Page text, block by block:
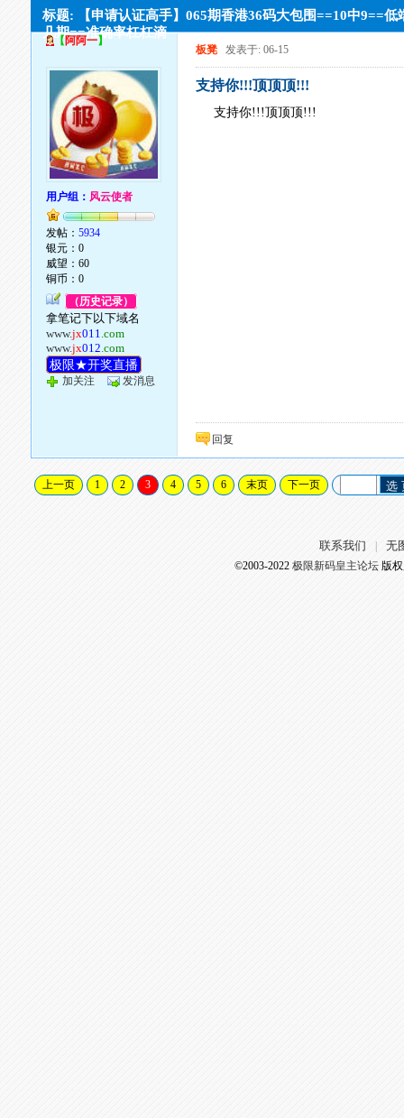
标题: 【申请认证高手】065期香港36码大包围==10中9==低
几期==准确率杠杠滴
【阿阿一】
用户组： 风云使者
发帖：5934
银元：0
威望：60
铜币：0
（历史记录）
拿笔记下以下域名
www.jx011.com
www.jx012.com
极限★开奖直播
加关注 发消息
板凳 发表于: 06-15
支持你!!!顶顶顶!!!
支持你!!!顶顶顶!!!
回复
上一页 1 2 3 4 5 6 末页 下一页 选
联系我们 无
©2003-2022 极限新码皇主论坛版权